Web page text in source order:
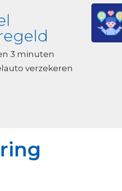
3 minuten
verzekeren